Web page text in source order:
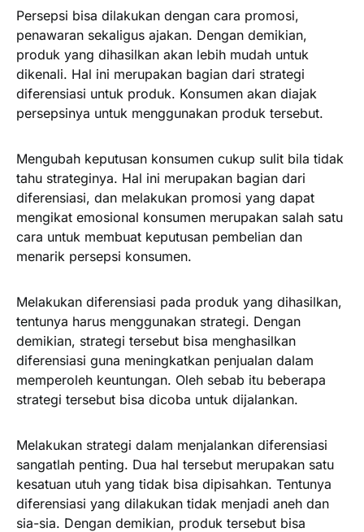
Persepsi bisa dilakukan dengan cara promosi,
penawaran sekaligus ajakan. Dengan demikian,
produk yang dihasilkan akan lebih mudah untuk
dikenali. Hal ini merupakan bagian dari strategi
diferensiasi untuk produk. Konsumen akan diajak
persepsinya untuk menggunakan produk tersebut.
Mengubah keputusan konsumen cukup sulit bila tidak
tahu strateginya. Hal ini merupakan bagian dari
diferensiasi, dan melakukan promosi yang dapat
mengikat emosional konsumen merupakan salah satu
cara untuk membuat keputusan pembelian dan
menarik persepsi konsumen.
Melakukan diferensiasi pada produk yang dihasilkan,
tentunya harus menggunakan strategi. Dengan
demikian, strategi tersebut bisa menghasilkan
diferensiasi guna meningkatkan penjualan dalam
memperoleh keuntungan. Oleh sebab itu beberapa
strategi tersebut bisa dicoba untuk dijalankan.
Melakukan strategi dalam menjalankan diferensiasi
sangatlah penting. Dua hal tersebut merupakan satu
kesatuan utuh yang tidak bisa dipisahkan. Tentunya
diferensiasi yang dilakukan tidak menjadi aneh dan
sia-sia. Dengan demikian, produk tersebut bisa